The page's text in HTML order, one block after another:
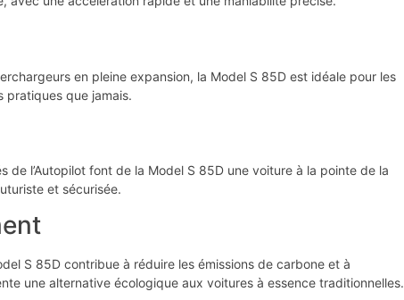
en pleine expansion, la Model S 85D est idéale pour les
pratiques que jamais.
de l’Autopilot font de la Model S 85D une voiture à la pointe de la
et sécurisée.
S 85D contribue à réduire les émissions de carbone et à
une alternative écologique aux voitures à essence traditionnelles.